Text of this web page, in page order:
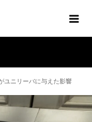
ユニリーバに与えた影響